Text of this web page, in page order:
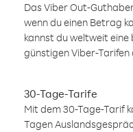
Das Viber Out-
wenn du einen Betrag
kannst du weltweit eine
günstigen Viber-Tarifen
30-Tage-Tarife
Mit dem 30-Tage-Tarif
Tagen